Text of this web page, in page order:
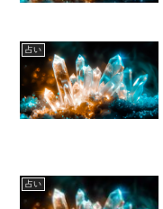
占い
占い